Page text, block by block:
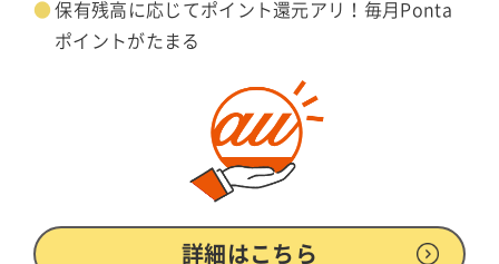
保有残高に応じてポイント還元アリ！毎月Ponta
ポイントがたまる
詳細はこちら